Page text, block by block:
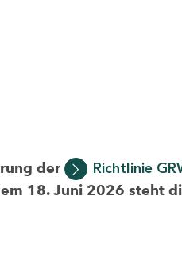
der Richtlinie
18. Juni 2026 steht